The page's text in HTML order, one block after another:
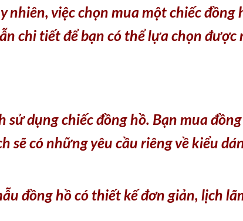
nhiên, việc chọn mua một chiếc
chi tiết để bạn có thể lựa chọn được
dụng chiếc đồng hồ. Bạn mua
sẽ có những yêu cầu riêng về kiểu
đồng hồ có thiết kế đơn giản, lịch